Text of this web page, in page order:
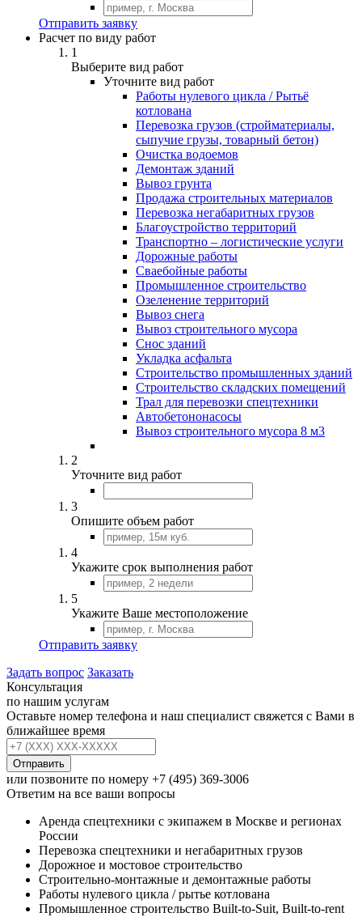
Отправить заявку
Расчет по виду работ
1
Выберите вид работ
Уточните вид работ
Работы нулевого цикла / Рытьё
котлована
Перевозка грузов (стройматериалы,
сыпучие грузы, товарный бетон)
Очистка водоемов
Демонтаж зданий
Вывоз грунта
Продажа строительных материалов
Перевозка негабаритных грузов
Благоустройство территорий
Транспортно – логистические услуги
Дорожные работы
Сваебойные работы
Промышленное строительство
Озеленение территорий
Вывоз снега
Вывоз строительного мусора
Снос зданий
Укладка асфальта
Строительство промышленных зданий
Строительство складских помещений
Трал для перевозки спецтехники
Автобетононасосы
Вывоз строительного мусора 8 м3
2
Уточните вид работ
3
Опишите объем работ
4
Укажите срок выполнения работ
5
Укажите Ваше местоположение
Отправить заявку
Задать вопрос Заказать
Консультация
по нашим услугам
Оставьте номер телефона и наш специалист свяжется с Вами в
ближайшее время
Отправить
или позвоните по номеру +7 (495) 369-3006
Ответим на все ваши вопросы
Аренда спецтехники с экипажем в Москве и регионах
России
Перевозка спецтехники и негабаритных грузов
Дорожное и мостовое строительство
Строительно-монтажные и демонтажные работы
Работы нулевого цикла / рытье котлована
Промышленное строительство Built-to-Suit, Built-to-rent